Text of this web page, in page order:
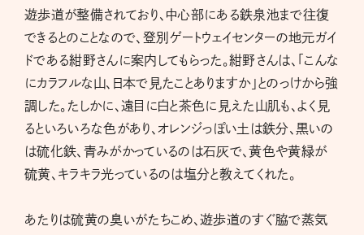
遊歩道が整備されており、中心部にある鉄泉池まで往復
できるとのことなので、登別ゲートウェイセンターの地元ガイ
ドである紺野さんに案内してもらった。紺野さんは、「こんな
にカラフルな山、日本で見たことありますか」とのっけから強
調した。たしかに、遠目に白と茶色に見えた山肌も、よく見
るといろいろな色があり、オレンジっぽい土は鉄分、黒いの
は硫化鉄、青みがかっているのは石灰で、黄色や黄緑が
硫黄、キラキラ光っているのは塩分と教えてくれた。
あたりは硫黄の臭いがたちこめ、遊歩道のすぐ脇で蒸気